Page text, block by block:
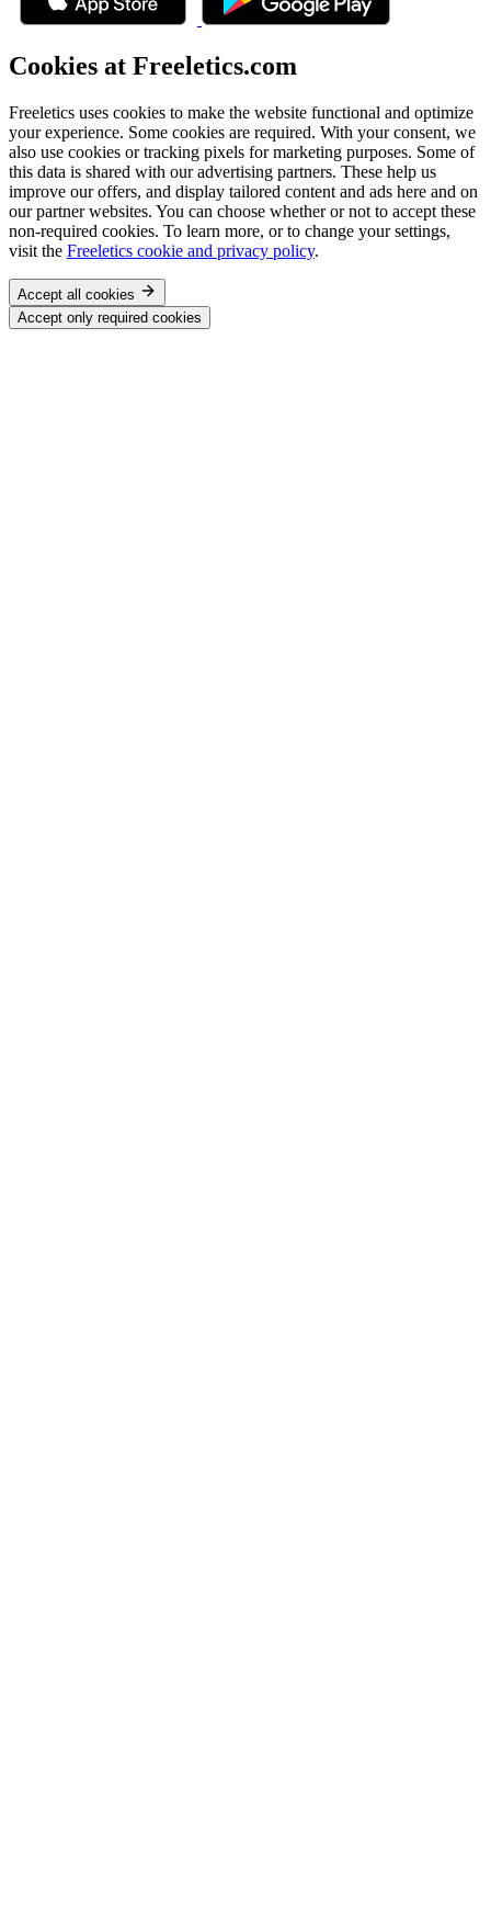
Cookies at Freeletics.com
Freeletics uses cookies to make the website functional and optimize
your experience. Some cookies are required. With your consent, we
also use cookies or tracking pixels for marketing purposes. Some of
this data is shared with our advertising partners. These help us
improve our offers, and display tailored content and ads here and on
our partner websites. You can choose whether or not to accept these
non-required cookies. To learn more, or to change your settings,
visit the Freeletics cookie and privacy policy.
Accept all cookies
Accept only required cookies